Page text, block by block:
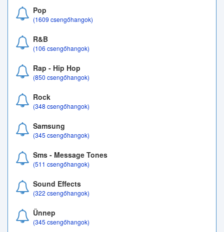
Pop
(1609 csengőhangok)
R&B
(106 csengőhangok)
Rap - Hip Hop
(850 csengőhangok)
Rock
(348 csengőhangok)
Samsung
(345 csengőhangok)
Sms - Message Tones
(511 csengőhangok)
Sound Effects
(322 csengőhangok)
Ünnep
(345 csengőhangok)